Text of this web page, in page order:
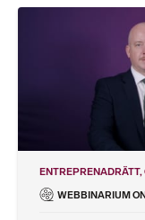
ENTREPRENADRÄTT
WEBBINARIUM